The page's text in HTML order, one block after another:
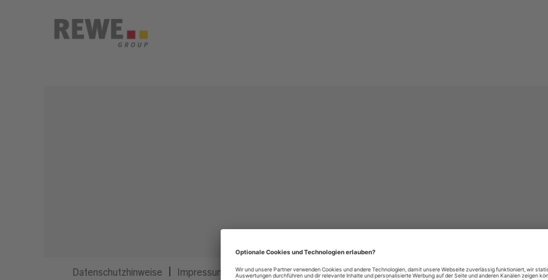
Datenschutzhinweise Impressum Privatsphäre-Einstellungen